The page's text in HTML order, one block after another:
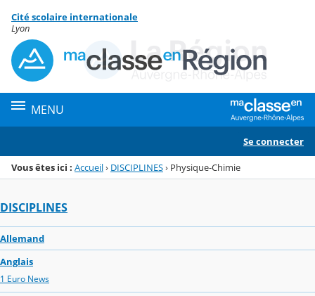
Menu de la rubrique
Contenu
Cité scolaire internationale
Lyon
MENU
Se connecter
Vous êtes ici : Accueil› DISCIPLINES› Physique-Chimie
DISCIPLINES
Allemand
Anglais
1 Euro News